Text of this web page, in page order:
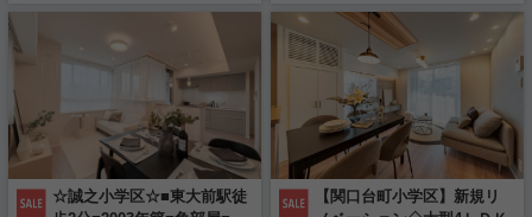
また、改めて修理対応が必要な場合は、休業期間明けに弊社にて対応させて頂
きます。
ご不便をおかけいたしますが、ご理解とご協力を賜りますようお願い申し上げ
ます。
わからない」「家族に負担をかけたくない」 「不動産
をどう活かすべきか迷っている」といったお悩みに、
各分野の専門家が個別形式で丁寧にお応えいたしま
す。 ご相談内容に応じて最適な専門家を手配いたしま
すので、お気軽にご参加ください。
開催概要
ご連絡先は対応会社により異なりますので、加入先へご連絡をお願い致しま
す。
ＪＢＲ： 0120-661-024（24時間365日）
コンシェルジュ24： 0120-55-9989（24時間365日）
AIG損害保険： 0120-535-452（24時間365日）
東京海上ミレア保険： 0120-365-935（24時間365日）
なお、同サービスにて部品交換および応急処置を超える作業を行った場合は借
主様負担となり、貸主様へのご請求も出来ませんので、ご注意下さい。
万一、契約外のサービス会社へ連絡した場合、作業が行えたとしても借主様の
有償負担になりますので、お電話する際は必ずご加入のサービスをご利用下さ
サービスにご加入頂いている場合は、各対応会社にて水漏れ等についての応急
処置が可能です。
サービス内容につきましては、お手元の契約書類に同封のかけつけサービス資
ご連絡先は対応会社により異なりますので、加入先へご連絡をお願い致しま
す。
ＪＢＲ： 0120-661-024（24時間365日）
コンシェルジュ24： 0120-55-9989（24時間365日）
AIG損害保険： 0120-535-452（24時間365日）
いつも実用春日ホームのホームページをご覧頂きありがとうございます。
誠に勝手ながら、 ２０２５年１０月１日
より、各店の営業時間と定休日を以下
の通り変更させていただきます。
【営業時間】１０：３０～１８：００
【定 休 日】
毎週火曜日・水曜日 ※春日町店を除く
春日町店につきましては、これまで通り【定休日なし】とさせていただきま
す。
各店定休日に御用のお客様におかれましては、是非春日町店にご用命ください
2025-07-21
その他
夏期休業のお知らせ
いつも実用春日ホームのホームページをご覧頂きありがとうございます。
誠に勝手ながら、８月８日～８月１７日の期間、休業とさせていただきます。
休業期間中に頂戴したメールへの返信は、休業期間開けにさせていただきます
ので、ご容赦の程宜しくお願い致します。
８月１８日より全店通常営業致します。
2025-04-20
その他
ゴールデンウィーク休業のお知らせ
いつも実用春日ホームのホームページをご覧頂きありがとうございます。
誠に勝手ながら、５月３日～５月７日の期間、休業とさせていただきます。
2024-12-16
その他
☆誠之小学区☆■東大前駅徒
【関口台町小学区】新規リ